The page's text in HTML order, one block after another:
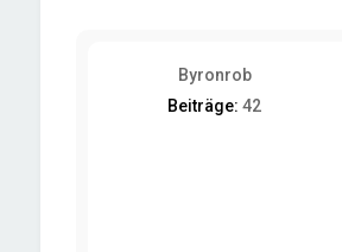
Byronrob
Beiträge: 42